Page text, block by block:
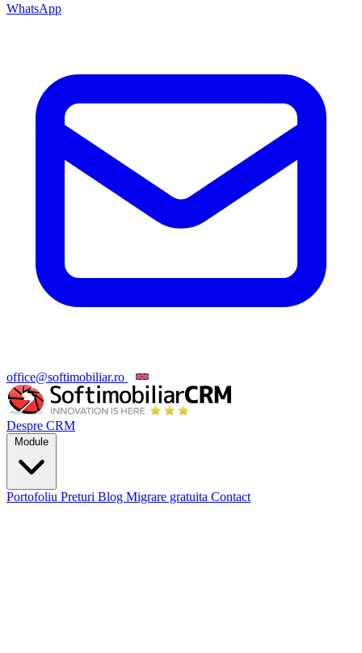
WhatsApp
office@softimobiliar.ro
Despre CRM
Module
Portofoliu Preturi Blog Migrare gratuita Contact